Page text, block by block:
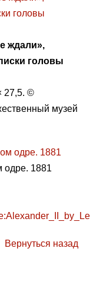
ждали»,
головы
27,5. ©
музей
одре. 1881
Вернуться назад